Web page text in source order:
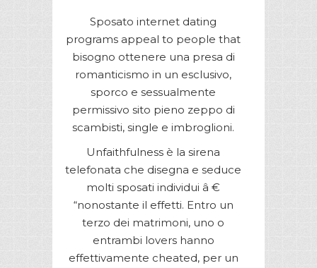
Sposato internet dating
programs appeal to people that
bisogno ottenere una presa di
romanticismo in un esclusivo,
sporco e sessualmente
permissivo sito pieno zeppo di
scambisti, single e imbroglioni.
Unfaithfulness è la sirena
telefonata che disegna e seduce
molti sposati individui â €
“nonostante il effetti. Entro un
terzo dei matrimoni, uno o
entrambi lovers hanno
effettivamente cheated, per un